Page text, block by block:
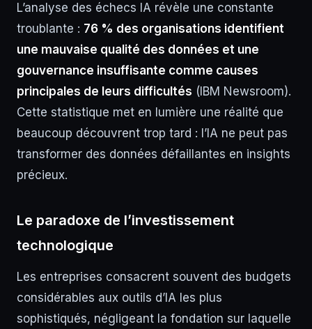
L’analyse des échecs IA révèle une constante
troublante : 76 % des organisations identifient
une mauvaise qualité des données et une
gouvernance insuffisante comme causes
principales de leurs difficultés (IBM Newsroom).
Cette statistique met en lumière une réalité que
beaucoup découvrent trop tard : l’IA ne peut pas
transformer des données défaillantes en insights
précieux.
Le paradoxe de l’investissement
technologique
Les entreprises consacrent souvent des budgets
considérables aux outils d’IA les plus
sophistiqués, négligeant la fondation sur laquelle